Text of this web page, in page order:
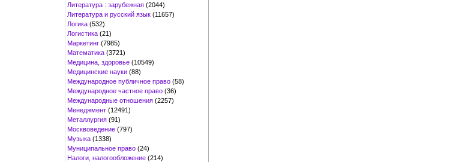
Литература : зарубежная (2044)
Литература и русский язык (11657)
Логика (532)
Логистика (21)
Маркетинг (7985)
Математика (3721)
Медицина, здоровье (10549)
Медицинские науки (88)
Международное публичное право (58)
Международное частное право (36)
Международные отношения (2257)
Менеджмент (12491)
Металлургия (91)
Москвоведение (797)
Музыка (1338)
Муниципальное право (24)
Налоги, налогообложение (214)